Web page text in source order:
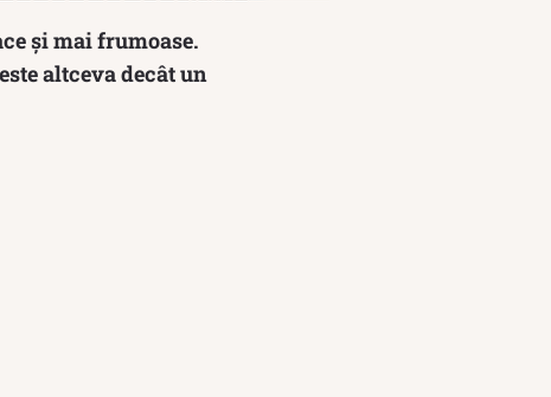
și mai frumoase.
altceva decât un